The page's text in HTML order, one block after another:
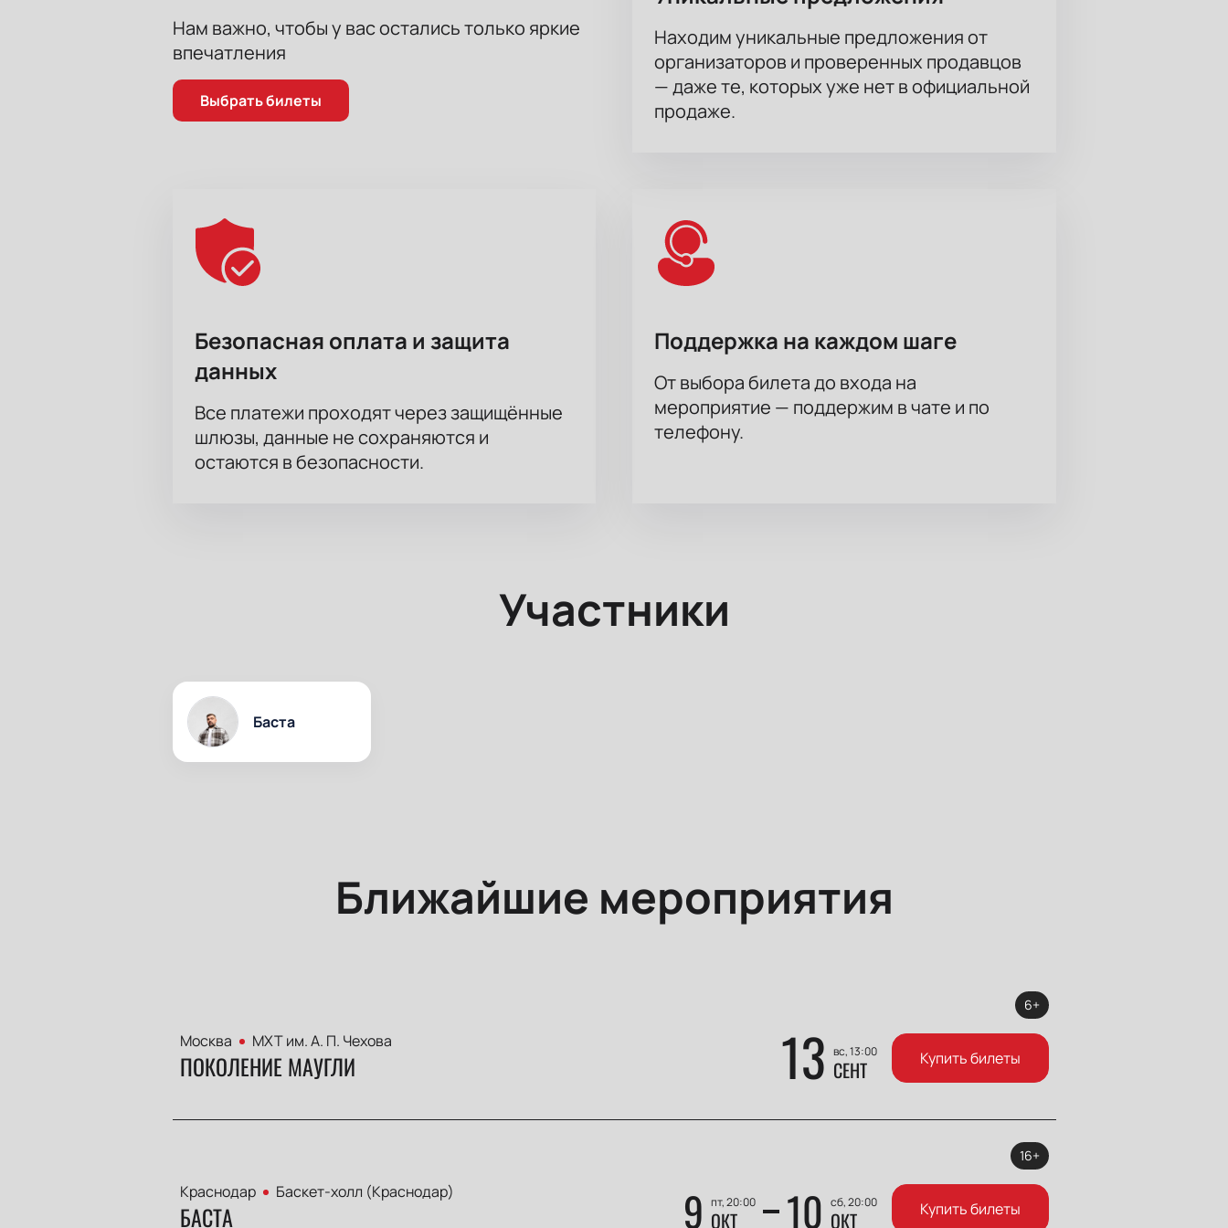
Нам важно, чтобы у вас остались только яркие
впечатления
Выбрать билеты
Находим уникальные предложения от
организаторов и проверенных продавцов
— даже те, которых уже нет в официальной
продаже.
Безопасная оплата и защита
данных
Все платежи проходят через защищённые
шлюзы, данные не сохраняются и
остаются в безопасности.
Поддержка на каждом шаге
От выбора билета до входа на
мероприятие — поддержим в чате и по
телефону.
Участники
Баста
Ближайшие мероприятия
Москва МХТ им. А. П. Чехова
ПОКОЛЕНИЕ МАУГЛИ 13 вс, 13:00
СЕНТ
6+
Купить билеты
Краснодар Баскет-холл (Краснодар)
БАСТА 9 пт, 20:00
ОКТ 10 сб, 20:00
ОКТ
16+
Купить билеты